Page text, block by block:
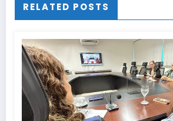
RELATED POSTS